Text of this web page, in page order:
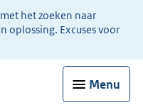
het zoeken naar
oplossing. Excuses voor
Menu